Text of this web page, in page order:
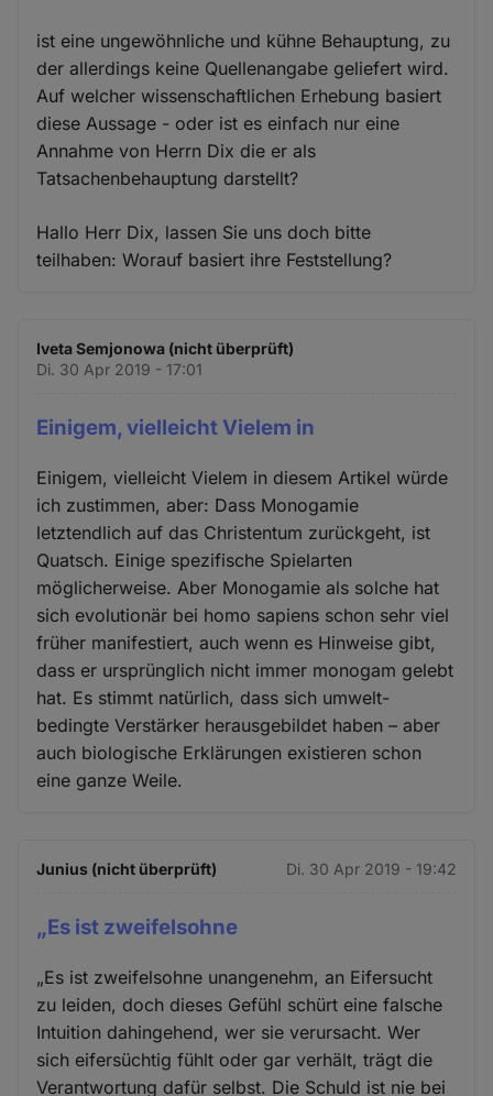
ist eine ungewöhnliche und kühne Behauptung, zu
der allerdings keine Quellenangabe geliefert wird.
Auf welcher wissenschaftlichen Erhebung basiert
diese Aussage - oder ist es einfach nur eine
Annahme von Herrn Dix die er als
Tatsachenbehauptung darstellt?
Hallo Herr Dix, lassen Sie uns doch bitte
teilhaben: Worauf basiert ihre Feststellung?
Iveta Semjonowa (nicht überprüft)
Di. 30 Apr 2019 - 17:01
Einigem, vielleicht Vielem in
Einigem, vielleicht Vielem in diesem Artikel würde
ich zustimmen, aber: Dass Monogamie
letztendlich auf das Christentum zurückgeht, ist
Quatsch. Einige spezifische Spielarten
möglicherweise. Aber Monogamie als solche hat
sich evolutionär bei homo sapiens schon sehr viel
früher manifestiert, auch wenn es Hinweise gibt,
dass er ursprünglich nicht immer monogam gelebt
hat. Es stimmt natürlich, dass sich umwelt-
bedingte Verstärker herausgebildet haben – aber
auch biologische Erklärungen existieren schon
eine ganze Weile.
Junius (nicht überprüft) Di. 30 Apr 2019 - 19:42
„Es ist zweifelsohne
„Es ist zweifelsohne unangenehm, an Eifersucht
zu leiden, doch dieses Gefühl schürt eine falsche
Intuition dahingehend, wer sie verursacht. Wer
sich eifersüchtig fühlt oder gar verhält, trägt die
Verantwortung dafür selbst. Die Schuld ist nie bei